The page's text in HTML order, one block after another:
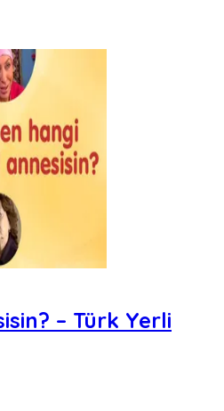
– Türk Yerli